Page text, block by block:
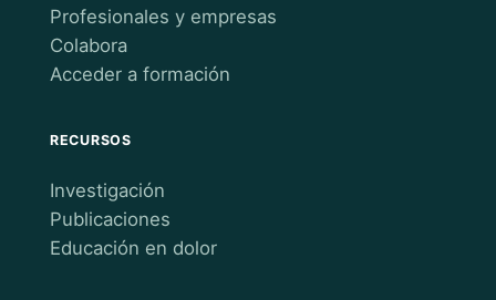
Profesionales y empresas
Colabora
Acceder a formación
RECURSOS
Investigación
Publicaciones
Educación en dolor